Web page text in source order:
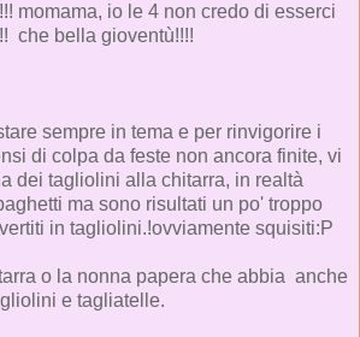
momama, io le 4 non credo di esserci
che bella gioventù!!!!
sempre in tema e per rinvigorire i
di colpa da feste non ancora finite, vi
dei tagliolini alla chitarra, in realtà
ma sono risultati un po' troppo
in tagliolini.!ovviamente squisiti:P
o la nonna papera che abbia anche
e tagliatelle.